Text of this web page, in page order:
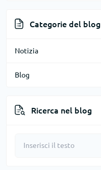
Categorie del blog
Notizia
Blog
Ricerca nel blog